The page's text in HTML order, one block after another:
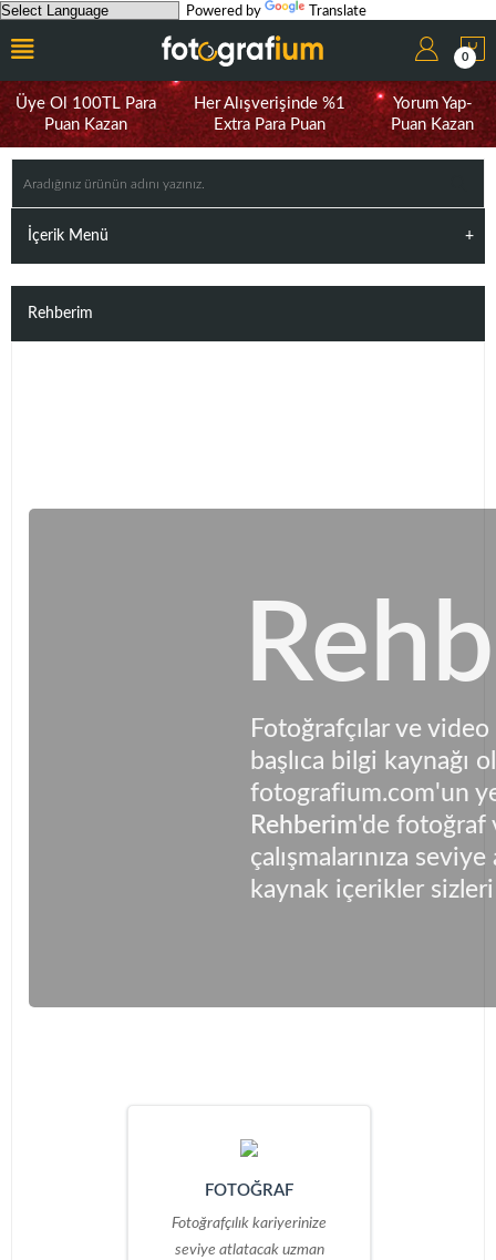
Powered by Translate
0
Üye Ol 100TL Para
Puan Kazan
Her Alışverişinde %1
Extra Para Puan
Yorum Yap-
Puan Kazan
İçerik Menü
Rehberim
Fotoğrafçılar ve
başlıca bilgi kaynağı
fotografium.com'un
Rehberim'de fotoğraf
çalışmalarınıza
kaynak içerikler
FOTOĞRAF
Fotoğrafçılık kariyerinize
seviye atlatacak uzman